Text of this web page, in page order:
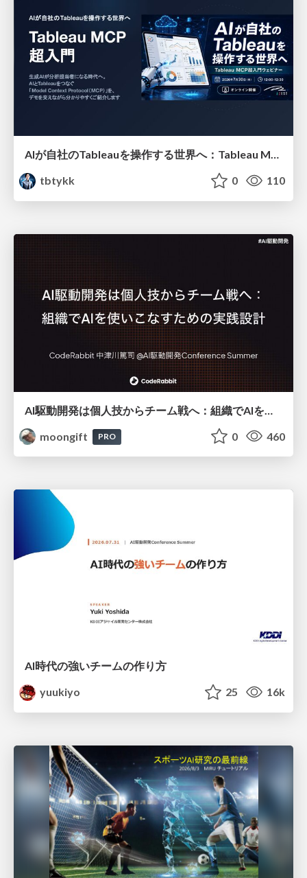
AIが自社のTableauを操作する世界へ：Tableau MCP超入門
tbtykk
0 110
moongift
PRO 0 460
AI時代の強いチームの作り方
yuukiyo
25 16k